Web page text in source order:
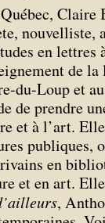
nouvelliste,
en
de
du-Loup et au
de prendre
et à l’art.
en
et en art.
,